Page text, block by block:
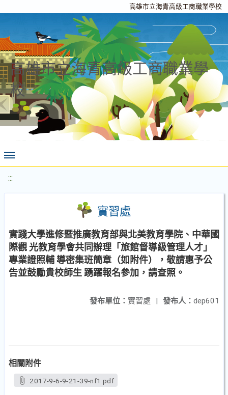
高雄市立海青高級工商職業學校
高雄市立海青高級工商職業學
校
:::
實習處
實踐大學進修暨推廣教育部與北美教育學院、中華國
際觀 光教育學會共同辦理「旅館督導級管理人才」
專業證照輔 導密集班簡章（如附件），敬請惠予公
告並鼓勵貴校師生 踴躍報名參加，請查照。
發布人： dep601
發布單位： 實習處 |
相關附件
2017-9-6-9-21-39-nf1.pdf